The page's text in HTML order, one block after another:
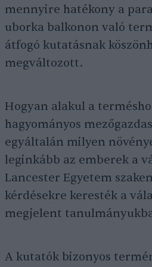
mennyire hatékony a
uborka balkonon való
átfogó kutatásnak
megváltozott.
Hogyan alakul a
hagyományos
egyáltalán milyen
leginkább az emberek a
Lancester Egyetem
kérdésekre keresték a
megjelent
A kutatók bizonyos